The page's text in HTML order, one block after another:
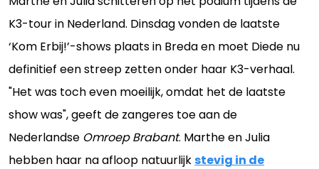
K3-tour in Nederland. Dinsdag vonden de laatste
‘Kom Erbij!’-shows plaats in Breda en moet Diede nu
definitief een streep zetten onder haar K3-verhaal.
"Het was toch even moeilijk, omdat het de laatste
show was", geeft de zangeres toe aan de
Nederlandse Omroep Brabant. Marthe en Julia
hebben haar na afloop natuurlijkstevig in de